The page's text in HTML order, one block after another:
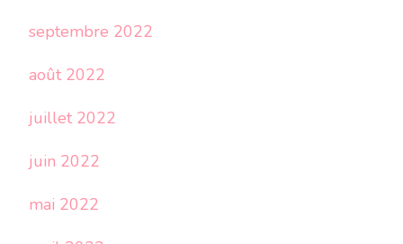
septembre 2022
août 2022
juillet 2022
juin 2022
mai 2022